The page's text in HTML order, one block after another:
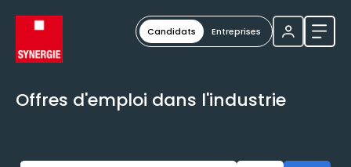
Candidats Entreprises
Offres d'emploi dans l'industrie